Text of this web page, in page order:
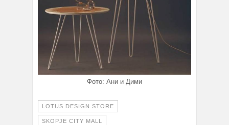
Фото: Ани и Дими
LOTUS DESIGN STORE
SKOPJE CITY MALL